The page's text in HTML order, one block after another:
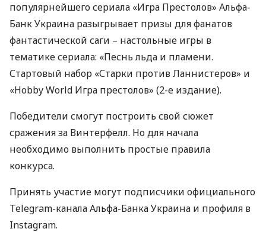
популярнейшего сериала «Игра Престолов» Альфа-
Банк Украина разыгрывает призы для фанатов
фантастической саги – настольные игры в
тематике сериала: «Песнь льда и пламени.
Стартовый набор «Старки против Ланнистеров» и
«Hobby World Игра престолов» (2-е издание).
Победители смогут построить свой сюжет
сражения за Винтерфелл. Но для начала
необходимо выполнить простые правила
конкурса.
Принять участие могут подписчики официального
Telegram-канала Альфа-Банка Украина и профиля в
Instagram.